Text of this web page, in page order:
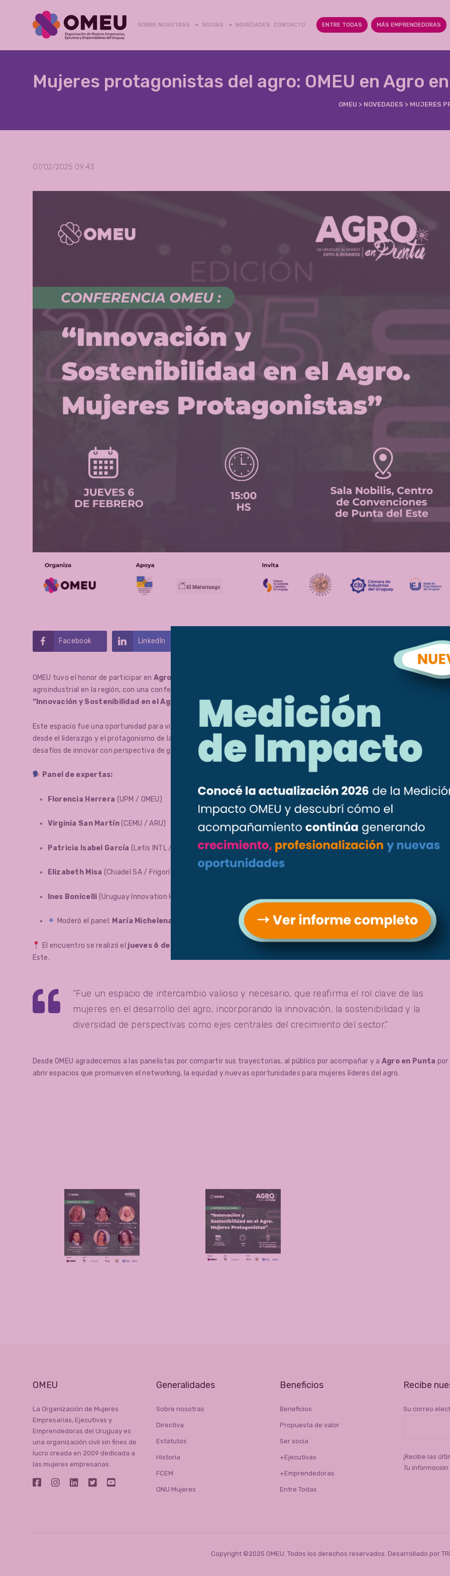
SOBRE NOSOTRAS SOCIAS NOVEDADES CONTACTO ENTRE TODAS MÁS EMPRENDEDORAS
Mujeres protagonistas del agro: OMEU en Agro
OMEU > NOVEDADES > MUJERES
07/02/2025 09:43
Facebook LinkedIn
OMEU tuvo el honor de participar en Agro en Punta Expo & Business 2025
, uno de los eventos más relevantes del sector
agroindustrial en la región, con una conferencia propia:
“Innovación y Sostenibilidad en el Agro. Mujeres Protagonistas”.
Este espacio fue una oportunidad para visibilizar experiencias, aprendizajes y miradas que están transformando el agro
desde el liderazgo y el protagonismo de las mujeres. Un panel de referentes compartió sus recorridos profesionales y los
desafíos de innovar con perspectiva de género en un sector históricamente masculinizado.
Panel de expertas:
Florencia Herrera (UPM / OMEU)
Virginia San Martín(CEMU / ARU)
Patricia Isabel García (Letis INTL / FCEM / OAME)
Elizabeth Misa (Chiadel SA / Frigorífico Las Moras / CIU)
Ines Bonicelli (Uruguay Innovation Hub)
Moderó el panel: María Michelena , presidenta de OMEU.
El encuentro se realizó el jueves 6 de febrero a las 15:00 h
Este.
“Fue un espacio de intercambio valioso y necesario, que reafirma el rol clave de las
mujeres en el desarrollo del agro, incorporando la innovación, la sostenibilidad y la
diversidad de perspectivas como ejes centrales del crecimiento del sector.”
Desde OMEU agradecemos a las panelistas por compartir sus trayectorias, al público por acompañar y a Agro en Punta por
abrir espacios que promueven el networking, la equidad y nuevas oportunidades para mujeres líderes del agro.
OMEU
La Organización de Mujeres
Empresarias, Ejecutivas y
Emprendedoras del Uruguay es
una organización civil sin fines de
lucro creada en 2009 dedicada a
las mujeres empresarias.
Generalidades
Sobre nosotras
Directiva
Estatutos
Historia
FCEM
ONU Mujeres
Beneficios
Beneficios
Propuesta de valor
Ser socia
+Ejecutivas
+Emprendedoras
Entre Todas
Recibe
Su correo
¡Recibe las
Tu
Copyright ©2025 OMEU. Todos los derechos reservados. Desarrollado por